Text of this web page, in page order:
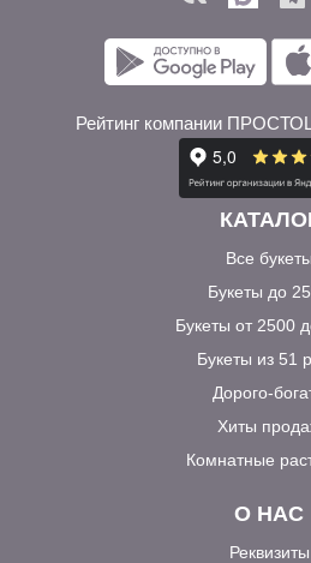
Рейтинг компании
Все букеты
Букеты до
Букеты от 2500
Букеты из 51
Дорого-
Хиты
Комнатные
О НАС
Реквизиты